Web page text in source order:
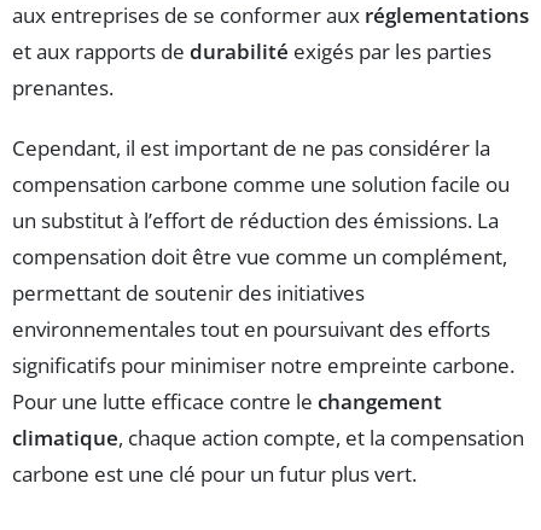
aux entreprises de se conformer aux réglementations
et aux rapports de durabilité exigés par les parties
prenantes.
Cependant, il est important de ne pas considérer la
compensation carbone comme une solution facile ou
un substitut à l’effort de réduction des émissions. La
compensation doit être vue comme un complément,
permettant de soutenir des initiatives
environnementales tout en poursuivant des efforts
significatifs pour minimiser notre empreinte carbone.
Pour une lutte efficace contre le changement
climatique, chaque action compte, et la compensation
carbone est une clé pour un futur plus vert.